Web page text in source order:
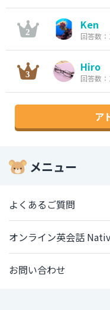
Ken
回答数
Hiro
回答数
ア
メニュー
よくあるご質問
オンライン英会話
お問い合わせ